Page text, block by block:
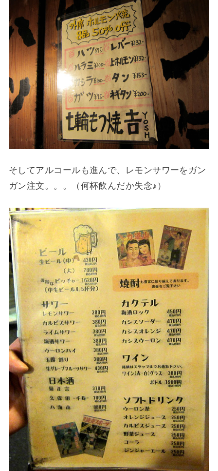
そしてアルコールも進んで、レモンサワーをガン
ガン注文。。。（何杯飲んだか失念♪）